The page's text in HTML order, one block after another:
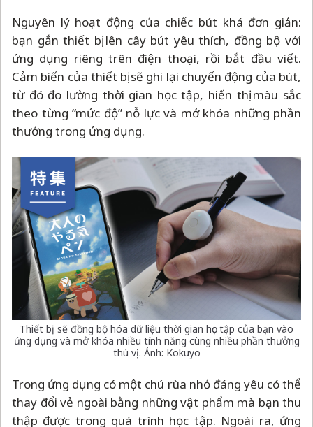
Nguyên lý hoạt động của chiếc bút khá đơn giản:
bạn gắn thiết bị lên cây bút yêu thích, đồng bộ với
ứng dụng riêng trên điện thoại, rồi bắt đầu viết.
Cảm biến của thiết bị sẽ ghi lại chuyển động của bút,
từ đó đo lường thời gian học tập, hiển thị màu sắc
theo từng “mức độ” nỗ lực và mở khóa những phần
thưởng trong ứng dụng.
Thiết bị sẽ đồng bộ hóa dữ liệu thời gian học tập của bạn vào
ứng dụng và mở khóa nhiều tính năng cùng nhiều phần thưởng
thú vị. Ảnh: Kokuyo
Trong ứng dụng có một chú rùa nhỏ đáng yêu có thể
thay đổi vẻ ngoài bằng những vật phẩm mà bạn thu
thập được trong quá trình học tập. Ngoài ra, ứng